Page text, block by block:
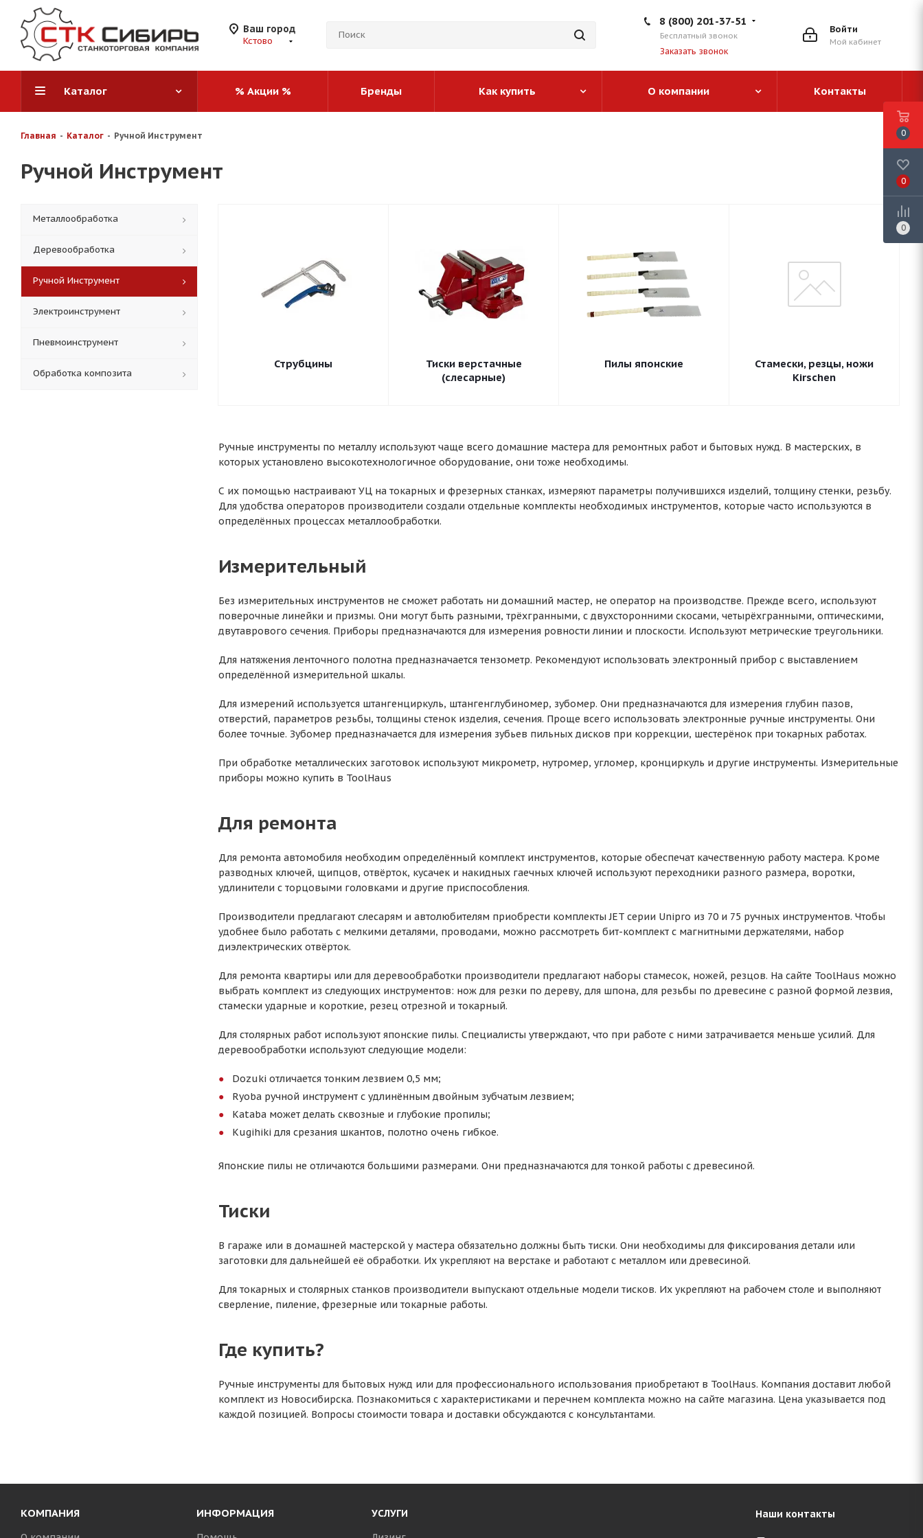
Ваш город
Кстово
Войти
Мой кабинет
8 (800) 201-37-51
Бесплатный звонок
Заказать звонок
Каталог % Акции % Бренды Как купить О компании Контакты
Главная - Каталог - Ручной Инструмент
Ручной Инструмент
Струбцины
Тиски верстачные
(слесарные)
Пилы японские
Стамески, резцы, ножи
Kirschen
Ручные инструменты по металлу используют чаще всего домашние мастера для ремонтных работ и бытовых нужд. В мастерских, в
которых установлено высокотехнологичное оборудование, они тоже необходимы.
С их помощью настраивают УЦ на токарных и фрезерных станках, измеряют параметры получившихся изделий, толщину стенки, резьбу.
Для удобства операторов производители создали отдельные комплекты необходимых инструментов, которые часто используются в
определённых процессах металлообработки.
Измерительный
Без измерительных инструментов не сможет работать ни домашний мастер, не оператор на производстве. Прежде всего, используют
поверочные линейки и призмы. Они могут быть разными, трёхгранными, с двухсторонними скосами, четырёхгранными, оптическими,
двутаврового сечения. Приборы предназначаются для измерения ровности линии и плоскости. Используют метрические треугольники.
Для натяжения ленточного полотна предназначается тензометр. Рекомендуют использовать электронный прибор с выставлением
определённой измерительной шкалы.
Для измерений используется штангенциркуль, штангенглубиномер, зубомер. Они предназначаются для измерения глубин пазов,
отверстий, параметров резьбы, толщины стенок изделия, сечения. Проще всего использовать электронные ручные инструменты. Они
более точные. Зубомер предназначается для измерения зубьев пильных дисков при коррекции, шестерёнок при токарных работах.
При обработке металлических заготовок используют микрометр, нутромер, угломер, кронциркуль и другие инструменты. Измерительные
приборы можно купить в ToolHaus
Для ремонта
Для ремонта автомобиля необходим определённый комплект инструментов, которые обеспечат качественную работу мастера. Кроме
разводных ключей, щипцов, отвёрток, кусачек и накидных гаечных ключей используют переходники разного размера, воротки,
удлинители с торцовыми головками и другие приспособления.
Производители предлагают слесарям и автолюбителям приобрести комплекты JET серии Unipro из 70 и 75 ручных инструментов. Чтобы
удобнее было работать с мелкими деталями, проводами, можно рассмотреть бит-комплект с магнитными держателями, набор
диэлектрических отвёрток.
Для ремонта квартиры или для деревообработки производители предлагают наборы стамесок, ножей, резцов. На сайте ToolHaus можно
выбрать комплект из следующих инструментов: нож для резки по дереву, для шпона, для резьбы по древесине с разной формой лезвия,
стамески ударные и короткие, резец отрезной и токарный.
Для столярных работ используют японские пилы. Специалисты утверждают, что при работе с ними затрачивается меньше усилий. Для
деревообработки используют следующие модели:
Dozuki отличается тонким лезвием 0,5 мм;
Ryoba ручной инструмент с удлинённым двойным зубчатым лезвием;
Kataba может делать сквозные и глубокие пропилы;
Kugihiki для срезания шкантов, полотно очень гибкое.
Японские пилы не отличаются большими размерами. Они предназначаются для тонкой работы с древесиной.
Тиски
В гараже или в домашней мастерской у мастера обязательно должны быть тиски. Они необходимы для фиксирования детали или
заготовки для дальнейшей её обработки. Их укрепляют на верстаке и работают с металлом или древесиной.
Для токарных и столярных станков производители выпускают отдельные модели тисков. Их укрепляют на рабочем столе и выполняют
сверление, пиление, фрезерные или токарные работы.
Где купить?
Ручные инструменты для бытовых нужд или для профессионального использования приобретают в ToolHaus. Компания доставит любой
комплект из Новосибирска. Познакомиться с характеристиками и перечнем комплекта можно на сайте магазина. Цена указывается под
каждой позицией. Вопросы стоимости товара и доставки обсуждаются с консультантами.
Металлообработка
Деревообработка
Ручной Инструмент
Электроинструмент
Пневмоинструмент
Обработка композита
КОМПАНИЯ ИНФОРМАЦИЯ
УСЛУГИ
Наши контакты
0
0
0